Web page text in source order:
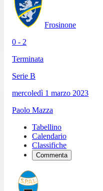
Frosinone
0 - 2
Terminata
Serie B
mercoledì 1 marzo 2023
Paolo Mazza
Tabellino
Calendario
Classifiche
Commenta